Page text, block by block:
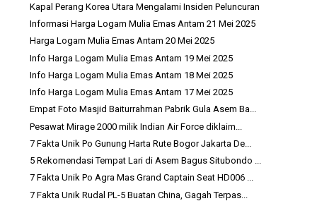
Kapal Perang Korea Utara Mengalami Insiden Peluncuran
Informasi Harga Logam Mulia Emas Antam 21 Mei 2025
Harga Logam Mulia Emas Antam 20 Mei 2025
Info Harga Logam Mulia Emas Antam 19 Mei 2025
Info Harga Logam Mulia Emas Antam 18 Mei 2025
Info Harga Logam Mulia Emas Antam 17 Mei 2025
Empat Foto Masjid Baiturrahman Pabrik Gula Asem Ba...
Pesawat Mirage 2000 milik Indian Air Force diklaim...
7 Fakta Unik Po Gunung Harta Rute Bogor Jakarta De...
5 Rekomendasi Tempat Lari di Asem Bagus Situbondo ...
7 Fakta Unik Po Agra Mas Grand Captain Seat HD006 ...
7 Fakta Unik Rudal PL-5 Buatan China, Gagah Terpas...